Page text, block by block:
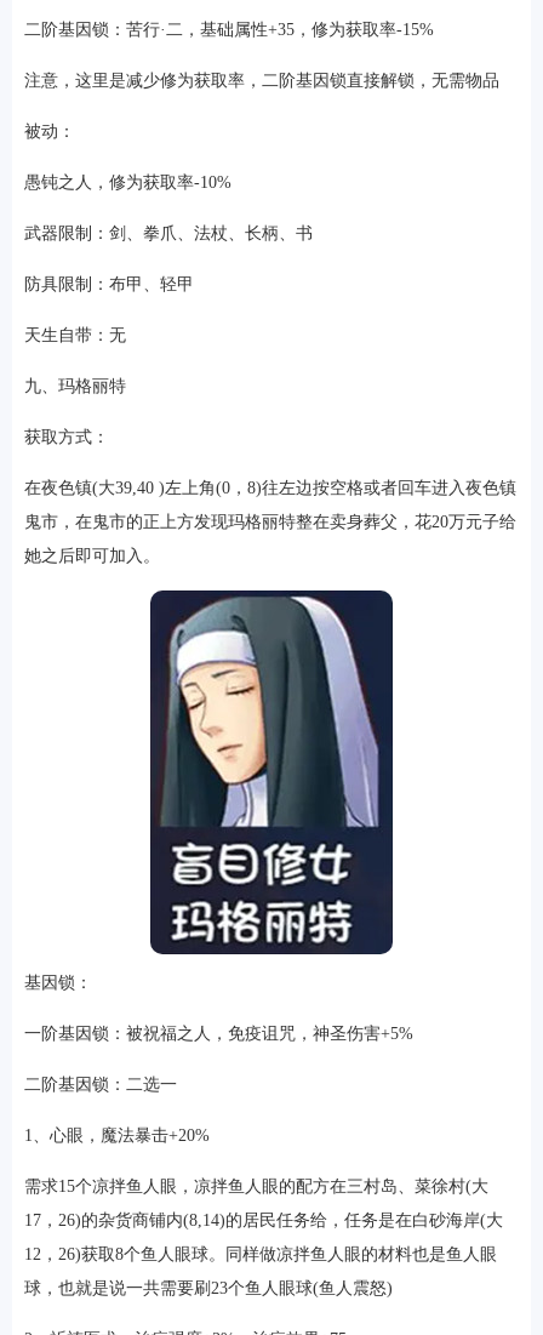
二阶基因锁：苦行·二，基础属性+35，修为获取率-15%
注意，这里是减少修为获取率，二阶基因锁直接解锁，无需物品
被动：
愚钝之人，修为获取率-10%
武器限制：剑、拳爪、法杖、长柄、书
防具限制：布甲、轻甲
天生自带：无
九、玛格丽特
获取方式：
在夜色镇(大39,40 )左上角(0，8)往左边按空格或者回车进入夜色镇
鬼市，在鬼市的正上方发现玛格丽特整在卖身葬父，花20万元子给
她之后即可加入。
基因锁：
一阶基因锁：被祝福之人，免疫诅咒，神圣伤害+5%
二阶基因锁：二选一
1、心眼，魔法暴击+20%
需求15个凉拌鱼人眼，凉拌鱼人眼的配方在三村岛、菜徐村(大
17，26)的杂货商铺内(8,14)的居民任务给，任务是在白砂海岸(大
12，26)获取8个鱼人眼球。同样做凉拌鱼人眼的材料也是鱼人眼
球，也就是说一共需要刷23个鱼人眼球(鱼人震怒)